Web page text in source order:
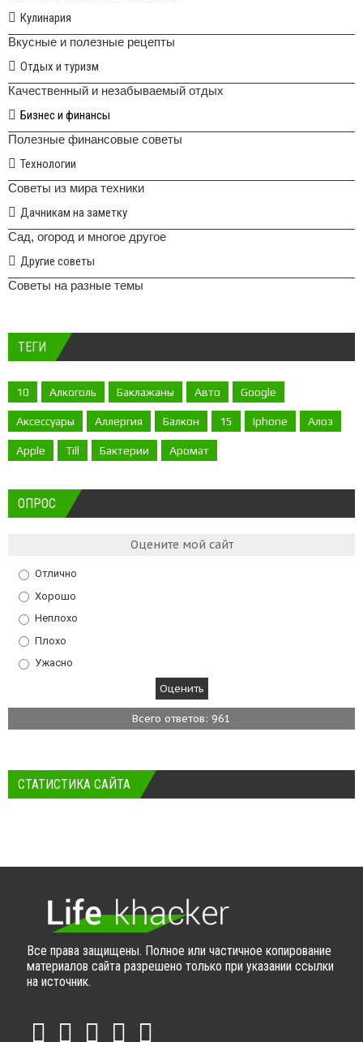
Кулинария
Вкусные и полезные рецепты
Отдых и туризм
Качественный и незабываемый отдых
Бизнес и финансы
Полезные финансовые советы
Технологии
Советы из мира техники
Дачникам на заметку
Сад, огород и многое другое
Другие советы
Советы на разные темы
ТЕГИ
10 Алкоголь Баклажаны Авто Google
Аксессуары Аллергия Балкон 15 Iphone Алоэ
Apple Till Бактерии Аромат
ОПРОС
Оцените мой сайт
Отлично
Хорошо
Неплохо
Плохо
Ужасно
Всего ответов: 961
СТАТИСТИКА САЙТА
Все права защищены. Полное или частичное копирование
материалов сайта разрешено только при указании ссылки
на источник.